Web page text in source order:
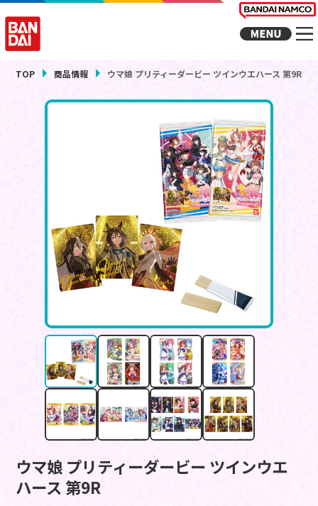
TOP 商品情報 ウマ娘 プリティーダービー ツインウエハース 第9R
ウマ娘 プリティーダービー ツインウエ
ハース 第9R